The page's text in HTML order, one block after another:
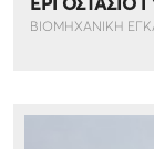
ΕΡΓΟΣΤΑΣΙΟ
ΒΙΟΜΗΧΑΝΙΚΗ